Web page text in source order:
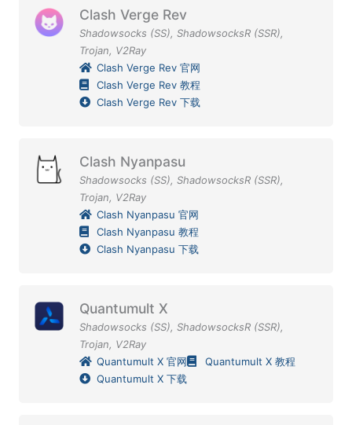
Clash Verge Rev
Shadowsocks (SS), ShadowsocksR (SSR),
Trojan, V2Ray
Clash Verge Rev 官网
Clash Verge Rev 教程
Clash Verge Rev 下载
Clash Nyanpasu
Shadowsocks (SS), ShadowsocksR (SSR),
Trojan, V2Ray
Clash Nyanpasu 官网
Clash Nyanpasu 教程
Clash Nyanpasu 下载
Quantumult X
Shadowsocks (SS), ShadowsocksR (SSR),
Trojan, V2Ray
Quantumult X 官网
Quantumult X 教程
Quantumult X 下载